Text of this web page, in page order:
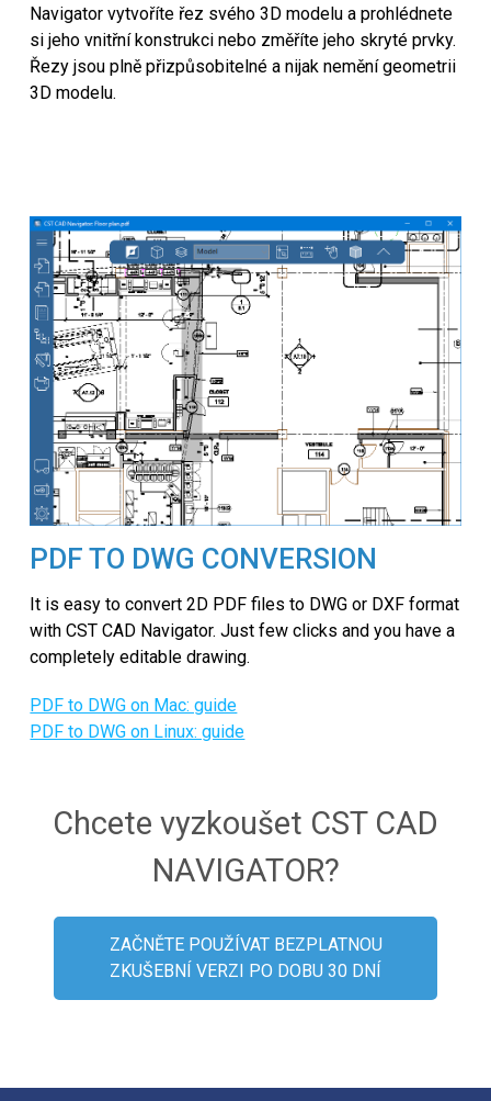
Navigator vytvoříte řez svého 3D modelu a prohlédnete
si jeho vnitřní konstrukci nebo změříte jeho skryté prvky.
Řezy jsou plně přizpůsobitelné a nijak nemění geometrii
3D modelu.
PDF TO DWG CONVERSION
It is easy to convert 2D PDF files to DWG or DXF format
with CST CAD Navigator. Just few clicks and you have a
completely editable drawing.
PDF to DWG on Mac: guide
PDF to DWG on Linux: guide
Chcete vyzkoušet CST CAD
NAVIGATOR?
ZAČNĚTE POUŽÍVAT BEZPLATNOU
ZKUŠEBNÍ VERZI PO DOBU 30 DNÍ